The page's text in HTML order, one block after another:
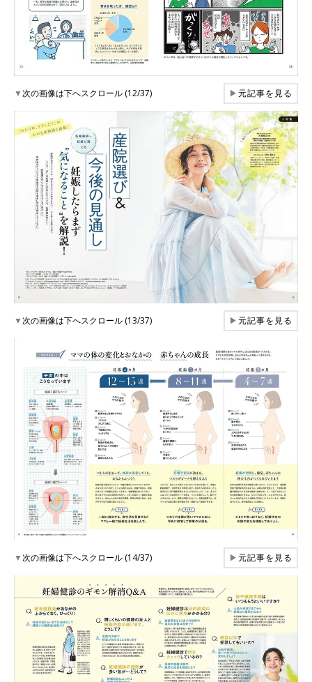
▼次の画像は下へスクロール (12/37) ▶元記事を見る
▼次の画像は下へスクロール (13/37) ▶元記事を見る
▼次の画像は下へスクロール (14/37) ▶元記事を見る